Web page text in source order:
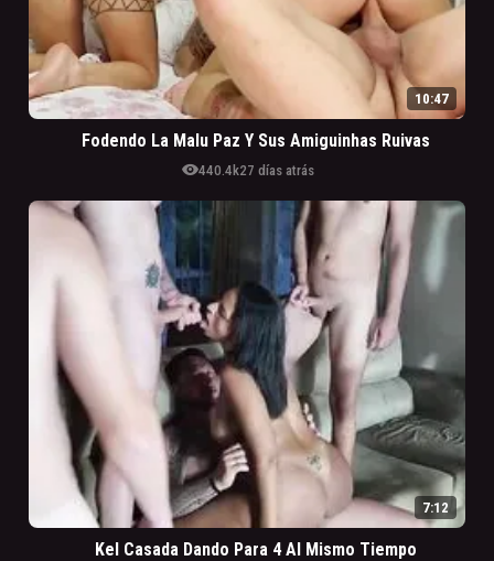
10:47
Fodendo La Malu Paz Y Sus Amiguinhas Ruivas
visibility440.4k27 días atrás
7:12
Kel Casada Dando Para 4 Al Mismo Tiempo